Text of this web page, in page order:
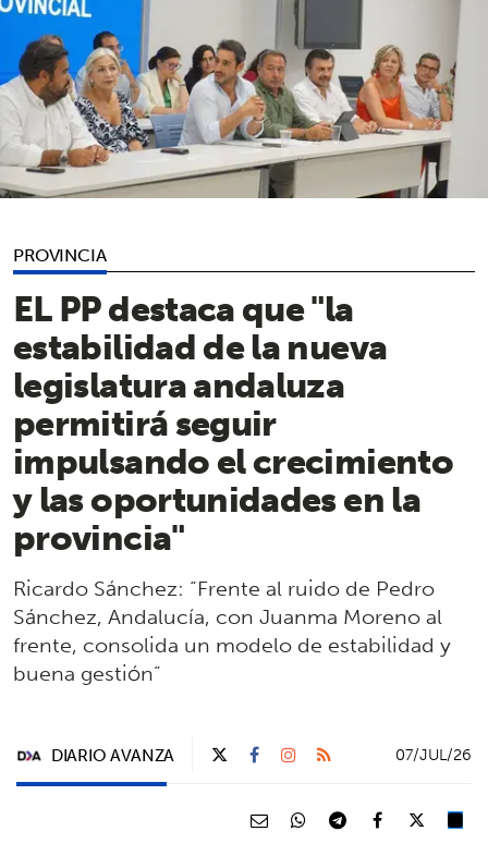
PROVINCIA
EL PP destaca que "la
estabilidad de la nueva
legislatura andaluza
permitirá seguir
impulsando el crecimiento
y las oportunidades en la
provincia"
Ricardo Sánchez: “Frente al ruido de Pedro
Sánchez, Andalucía, con Juanma Moreno al
frente, consolida un modelo de estabilidad y
buena gestión”
DIARIO AVANZA 07/JUL/26